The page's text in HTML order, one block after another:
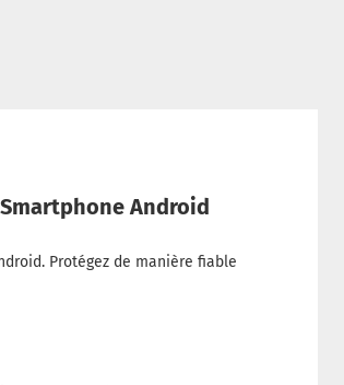
Android
Protégez de manière fiable